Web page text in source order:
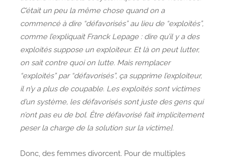
C’était un peu la même chose quand on a
commencé à dire “défavorisés” au lieu de “exploités”,
comme l’expliquait Franck Lepage : dire qu’il y a des
exploités suppose un exploiteur. Et là on peut lutter,
on sait contre quoi on lutte. Mais remplacer
“exploités” par “défavorisés”, ça supprime l’exploiteur,
il n’y a plus de coupable. Les exploités sont victimes
d’un système, les défavorisés sont juste des gens qui
n’ont pas eu de bol. Être défavorisé fait implicitement
peser la charge de la solution sur la victime].
Donc, des femmes divorcent. Pour de multiples